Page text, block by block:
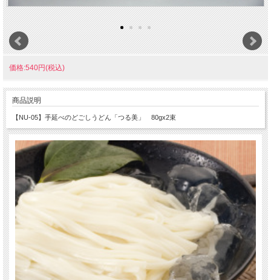
価格:540円(税込)
商品説明
【NU-05】手延べのどごしうどん「つる美」 80gx2束